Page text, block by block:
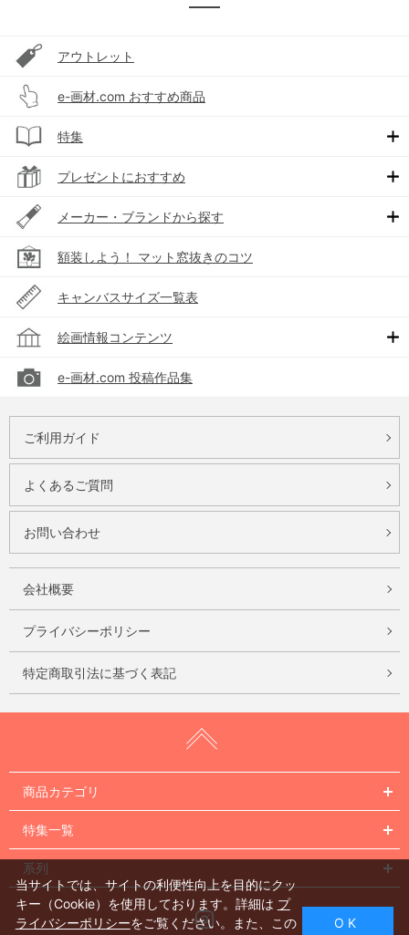
アウトレット
e-画材.com おすすめ商品
特集
プレゼントにおすすめ
メーカー・ブランドから探す
額装しよう！ マット窓抜きのコツ
キャンバスサイズ一覧表
絵画情報コンテンツ
e-画材.com 投稿作品集
ご利用ガイド
よくあるご質問
お問い合わせ
会社概要
プライバシーポリシー
特定商取引法に基づく表記
商品カテゴリ
特集一覧
系列
Instagram
当サイトでは、サイトの利便性向上を目的にクッ
キー（Cookie）を使用しております。詳細は プ
ライバシーポリシーをご覧ください。また、この
O K